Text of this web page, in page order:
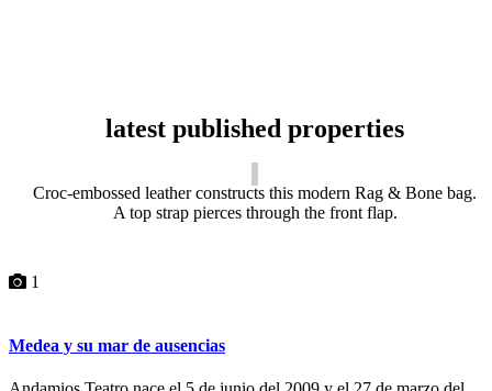
latest published properties
Croc-embossed leather constructs this modern Rag & Bone bag.
A top strap pierces through the front flap.
1
Medea y su mar de ausencias